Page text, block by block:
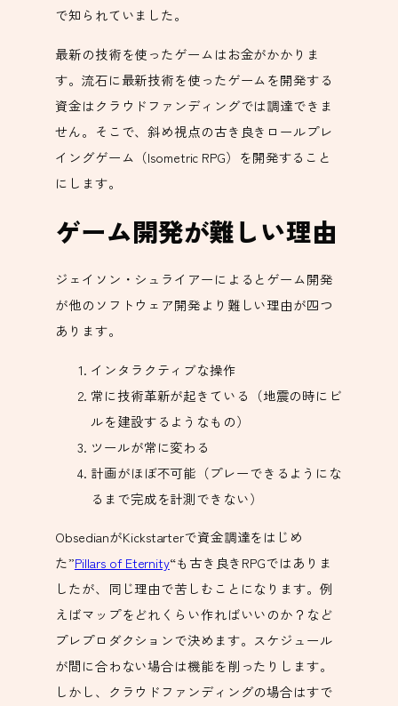
で知られていました。
最新の技術を使ったゲームはお金がかかりま
す。流石に最新技術を使ったゲームを開発する
資金はクラウドファンディングでは調達できま
せん。そこで、斜め視点の古き良きロールプレ
イングゲーム（Isometric RPG）を開発すること
にします。
ゲーム開発が難しい理由
ジェイソン・シュライアーによるとゲーム開発
が他のソフトウェア開発より難しい理由が四つ
あります。
インタラクティブな操作
常に技術革新が起きている（地震の時にビ
ルを建設するようなもの）
ツールが常に変わる
計画がほぼ不可能（プレーできるようにな
るまで完成を計測できない）
ObsedianがKickstarterで資金調達をはじめ
た”Pillars of Eternity“も古き良きRPGではありま
したが、同じ理由で苦しむことになります。例
えばマップをどれくらい作ればいいのか？など
プレプロダクションで決めます。スケジュール
が間に合わない場合は機能を削ったりします。
しかし、クラウドファンディングの場合はすで